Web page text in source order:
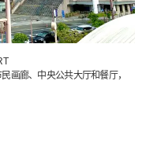
画廊、中央公共大厅和餐厅，